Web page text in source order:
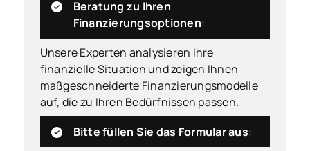
Beratung zu Ihren
Finanzierungsoptionen:
Unsere Experten analysieren Ihre
finanzielle Situation und zeigen Ihnen
maßgeschneiderte Finanzierungsmodelle
auf, die zu Ihren Bedürfnissen passen.
Bitte füllen Sie das Formular aus: